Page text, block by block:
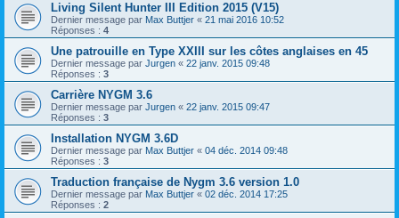
Living Silent Hunter III Edition 2015 (V15)
Dernier message par Max Buttjer « 21 mai 2016 10:52
Réponses : 4
Une patrouille en Type XXIII sur les côtes anglaises en 45
Dernier message par Jurgen « 22 janv. 2015 09:48
Réponses : 3
Carrière NYGM 3.6
Dernier message par Jurgen « 22 janv. 2015 09:47
Réponses : 3
Installation NYGM 3.6D
Dernier message par Max Buttjer « 04 déc. 2014 09:48
Réponses : 3
Traduction française de Nygm 3.6 version 1.0
Dernier message par Max Buttjer « 02 déc. 2014 17:25
Réponses : 2